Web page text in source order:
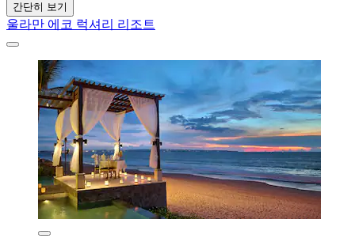
간단히 보기
울라만 에코 럭셔리 리조트